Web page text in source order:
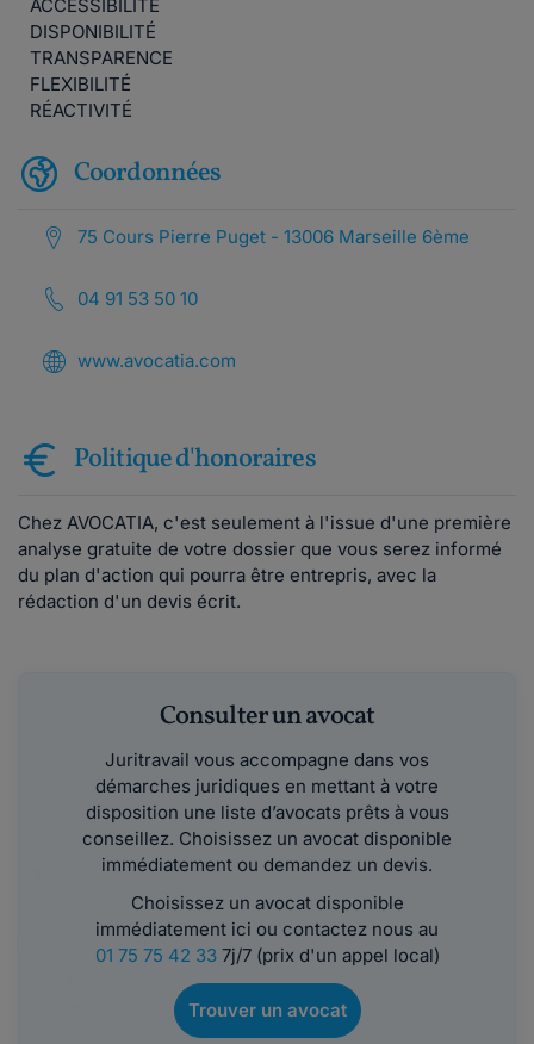
ACCESSIBILITÉ
DISPONIBILITÉ
TRANSPARENCE
FLEXIBILITÉ
RÉACTIVITÉ
Coordonnées
75 Cours Pierre Puget - 13006 Marseille 6ème
04 91 53 50 10
www.avocatia.com
Politique d'honoraires
Chez AVOCATIA, c'est seulement à l'issue d'une première
analyse gratuite de votre dossier que vous serez informé
du plan d'action qui pourra être entrepris, avec la
rédaction d'un devis écrit.
Consulter un avocat
Juritravail vous accompagne dans vos
démarches juridiques en mettant à votre
disposition une liste d’avocats prêts à vous
conseillez. Choisissez un avocat disponible
immédiatement ou demandez un devis.
Choisissez un avocat disponible
immédiatement ici ou contactez nous au
01 75 75 42 337j/7 (prix d'un appel local)
Trouver un avocat